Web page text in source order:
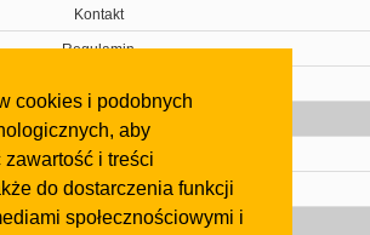
cookies i podobnych
aby
i treści
do dostarczenia funkcji
społecznościowymi i
Kontakt
Regulamin
Gazeta
Olkusz
Kontakt
Strefa dla biznesu